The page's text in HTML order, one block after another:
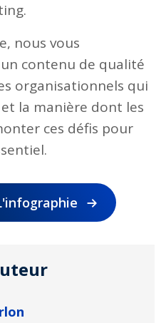
nous vous
contenu de qualité
organisationnels qui
la manière dont les
ces défis pour